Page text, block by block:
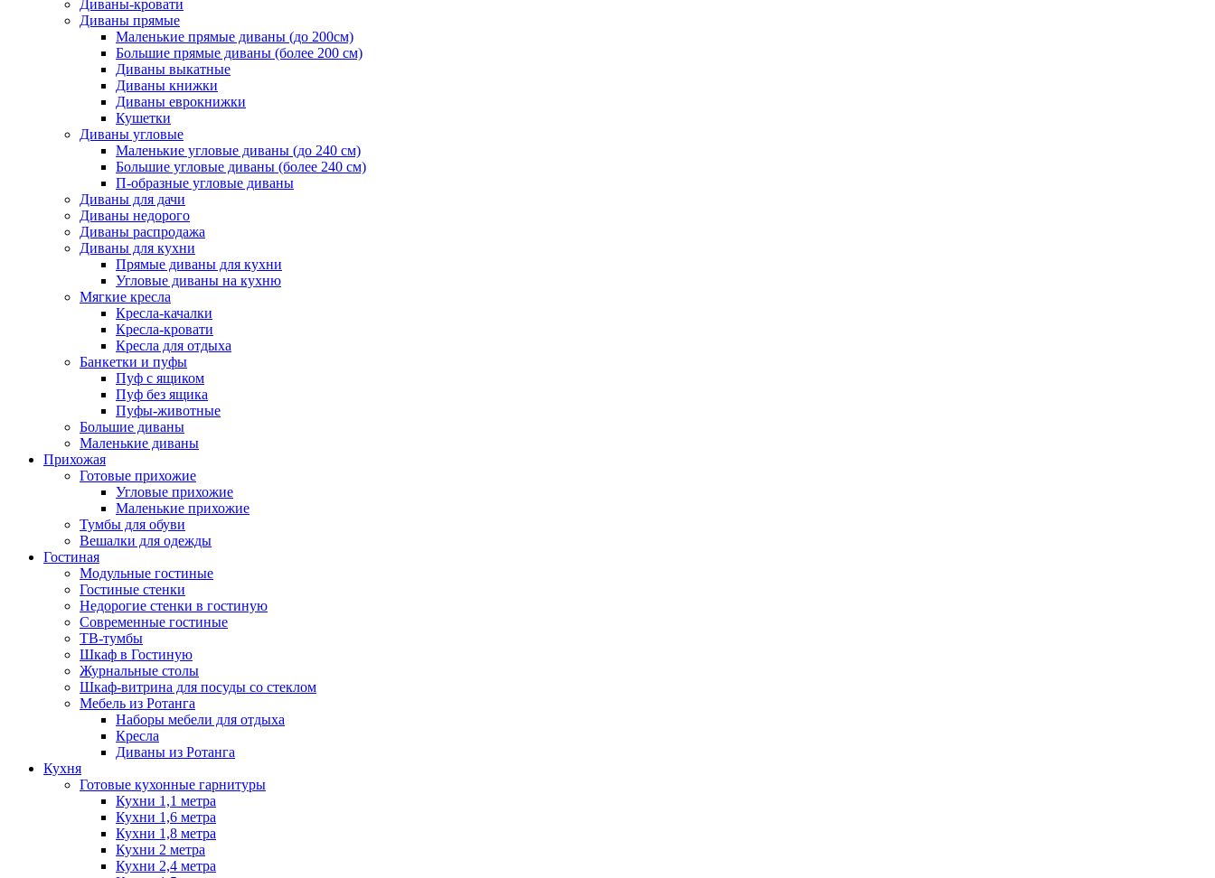
Диваны-кровати
Диваны прямые
Маленькие прямые диваны (до 200см)
Большие прямые диваны (более 200 см)
Диваны выкатные
Диваны книжки
Диваны еврокнижки
Кушетки
Диваны угловые
Маленькие угловые диваны (до 240 см)
Большие угловые диваны (более 240 см)
П-образные угловые диваны
Диваны для дачи
Диваны недорого
Диваны распродажа
Диваны для кухни
Прямые диваны для кухни
Угловые диваны на кухню
Мягкие кресла
Кресла-качалки
Кресла-кровати
Кресла для отдыха
Банкетки и пуфы
Пуф с ящиком
Пуф без ящика
Пуфы-животные
Большие диваны
Маленькие диваны
Прихожая
Готовые прихожие
Угловые прихожие
Маленькие прихожие
Тумбы для обуви
Вешалки для одежды
Гостиная
Модульные гостиные
Гостиные стенки
Недорогие стенки в гостиную
Современные гостиные
ТВ-тумбы
Шкаф в Гостиную
Журнальные столы
Шкаф-витрина для посуды со стеклом
Мебель из Ротанга
Наборы мебели для отдыха
Кресла
Диваны из Ротанга
Кухня
Готовые кухонные гарнитуры
Кухни 1,1 метра
Кухни 1,6 метра
Кухни 1,8 метра
Кухни 2 метра
Кухни 2,4 метра